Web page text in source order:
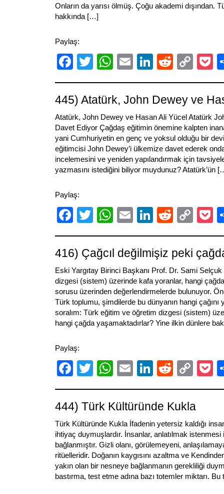
Onların da yarısı ölmüş. Çoğu akademi dışından.
hakkında […]
Paylaş:
Facebook
TwitterWhatsApp
EmailLinkedIn
Reddit
Link
445) Atatürk, John Dewey ve
Atatürk, John Dewey ve Hasan Ali Yücel Atatürk
Davet Ediyor Çağdaş eğitimin önemine kalpten
yani Cumhuriyetin en genç ve yoksul olduğu bir
eğitimcisi John Dewey’i ülkemize davet ederek
incelemesini ve yeniden yapılandırmak için
yazmasını istediğini biliyor muydunuz? Atatürk’ün
Paylaş:
Facebook
TwitterWhatsApp
EmailLinkedIn
Reddit
Link
416) Çağcıl değilmişiz peki
Eski Yargıtay Birinci Başkanı Prof. Dr. Sami
dizgesi (sistem) üzerinde kafa yoranlar, hangi
sorusu üzerinden değerlendirmelerde bulunuyor.
Türk toplumu, şimdilerde bu dünyanın hangi çağını
soralım: Türk eğitim ve öğretim dizgesi (sistem)
hangi çağda yaşamaktadırlar? Yine ilkin dünlere
Paylaş:
Facebook
TwitterWhatsApp
EmailLinkedIn
Reddit
Link
444) Türk Kültüründe Kukla
Türk Kültüründe Kukla İfadenin yetersiz kaldığı
ihtiyaç duymuşlardır. İnsanlar, anlatılmak istenmesi
bağlanmıştır. Gizli olanı, görülemeyeni,
ritüelleridir. Doğanın kaygısını azaltma ve
yakın olan bir nesneye bağlanmanın gerekliliği
bastırma, test etme adına bazı totemler miktarı.